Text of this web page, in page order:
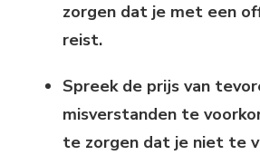
zorgen dat je met een
reist.
Spreek de prijs van
misverstanden te
te zorgen dat je niet te